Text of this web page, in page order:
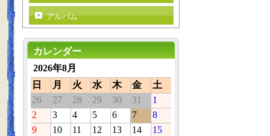
アルバム
カレンダー
2026年8月
日
月 火 水 木 金
土
26
27 28 29 30 31
1
2
3 4 5 6 7
8
9
10 11 12 13 14
15